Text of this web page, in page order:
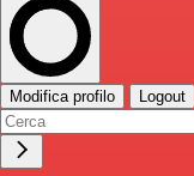
Modifica profilo Logout